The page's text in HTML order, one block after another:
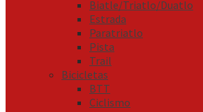
Biatle/Triatlo/Duatlo
Estrada
Paratriatlo
Pista
Trail
Bicicletas
BTT
Ciclismo